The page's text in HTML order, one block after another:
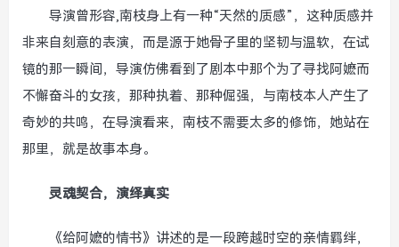
导演曾形容,南枝身上有一种“天然的质感”，这种质感并
非来自刻意的表演，而是源于她骨子里的坚韧与温软，在试
镜的那一瞬间，导演仿佛看到了剧本中那个为了寻找阿嬷而
不懈奋斗的女孩，那种执着、那种倔强，与南枝本人产生了
奇妙的共鸣，在导演看来，南枝不需要太多的修饰，她站在
那里，就是故事本身。
灵魂契合，演绎真实
《给阿嬷的情书》讲述的是一段跨越时空的亲情羁绊，